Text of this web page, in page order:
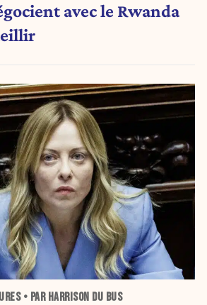
avec le Rwanda
• PAR HARRISON DU BUS